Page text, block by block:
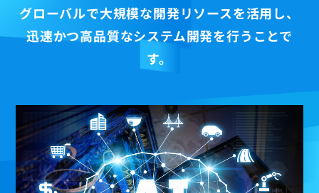
グローバルで大規模な開発リソースを活用し、
迅速かつ高品質なシステム開発を行うことで
す。